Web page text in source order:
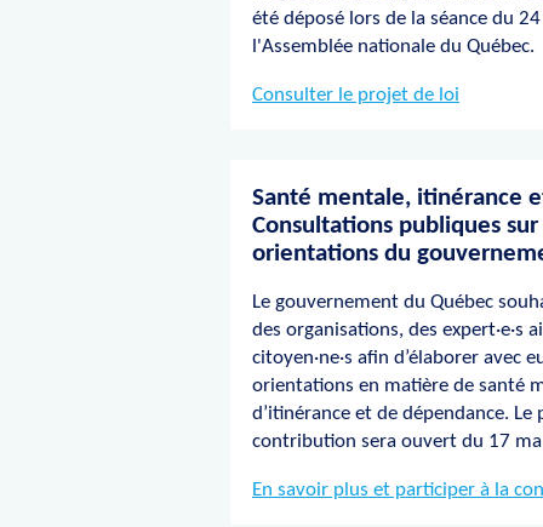
été déposé lors de la séance du
l'Assemblée nationale du Québec.
Consulter le projet de loi
Santé mentale, itinérance
Consultations publiques
orientations du
Le gouvernement du Québec
des organisations, des expert·e·s
citoyen·ne·s afin d’élaborer avec
orientations en matière de santé
d’itinérance et de dépendance. Le
contribution sera ouvert du 17
En savoir plus et participer à la